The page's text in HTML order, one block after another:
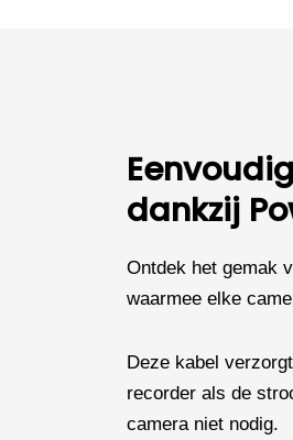
dankzij
Ontdek het gemak
waarmee elke
Deze kabel
recorder als de
camera niet nodig.